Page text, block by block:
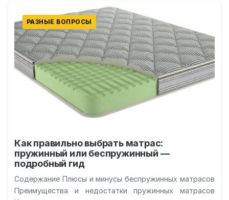
РАЗНЫЕ ВОПРОСЫ
Как правильно выбрать матрас:
пружинный или беспружинный —
подробный гид
Содержание Плюсы и минусы беспружинных матрасов
Преимущества и недостатки пружинных матрасов